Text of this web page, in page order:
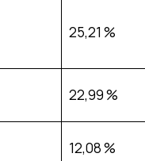
25,21 %
22,99 %
12,08 %